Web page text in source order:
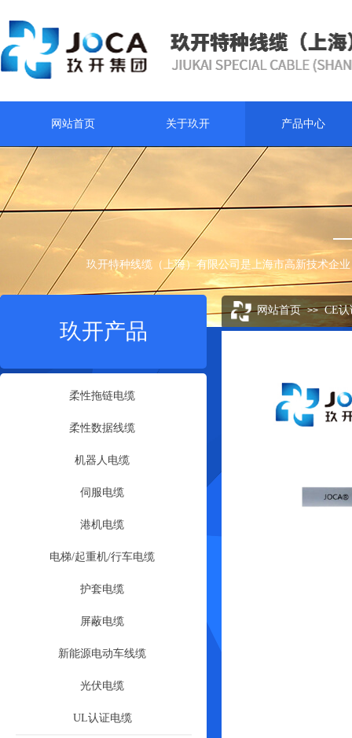
网站首页 关于玖开 产品中心
网站首页 >> CE
玖开特种线缆（上海）有限公司是上海市高新技术企
玖开产品
柔性拖链电缆
柔性数据线缆
机器人电缆
伺服电缆
港机电缆
电梯/起重机/行车电缆
护套电缆
屏蔽电缆
新能源电动车线缆
光伏电缆
UL认证电缆